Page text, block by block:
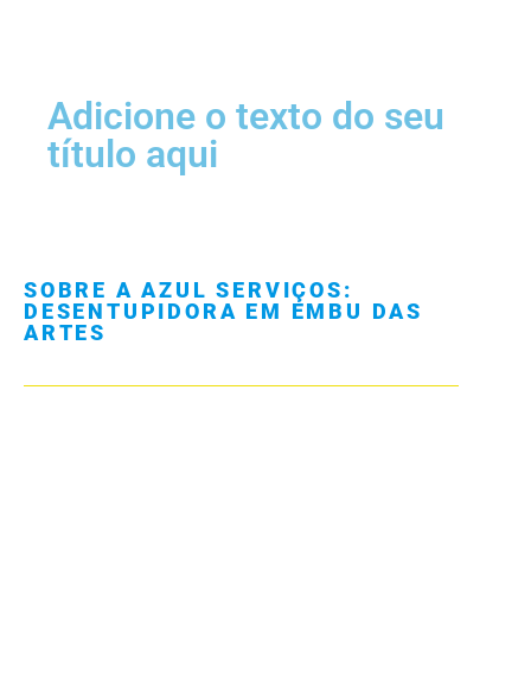
Adicione o texto do seu
título aqui
SOBRE A AZUL SERVIÇOS:
DESENTUPIDORA EM EMBU DAS
ARTES